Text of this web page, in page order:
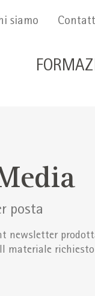
siamo
principale
posta
newsletter
materiale richiesto